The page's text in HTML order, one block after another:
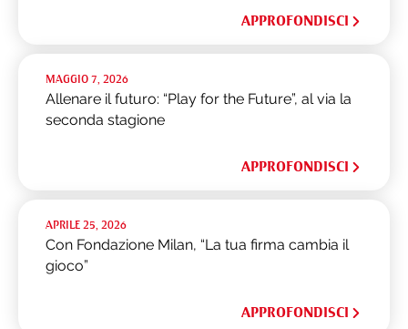
APPROFONDISCI
MAGGIO 7, 2026
Allenare il futuro: “Play for the Future”, al via la
seconda stagione
APPROFONDISCI
APRILE 25, 2026
Con Fondazione Milan, “La tua firma cambia il
gioco”
APPROFONDISCI